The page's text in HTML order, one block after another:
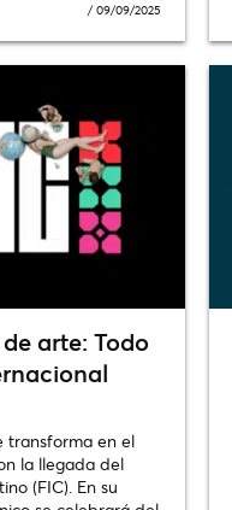
/09/09/2025
arte: Todo
transforma en el
la llegada del
(FIC). En su